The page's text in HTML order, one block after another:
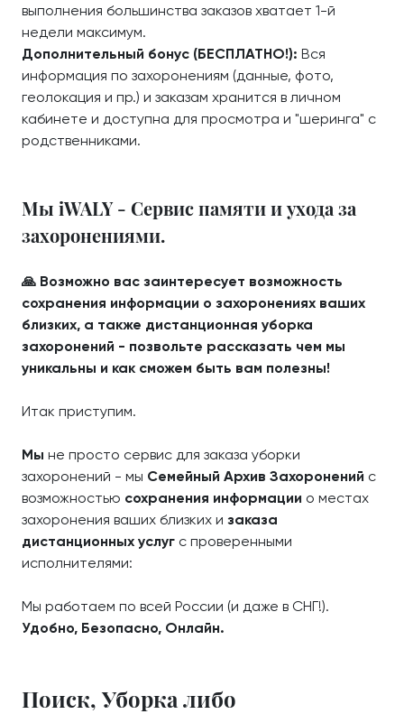
выполнения большинства заказов хватает 1-й
недели максимум.
Дополнительный бонус (БЕСПЛАТНО!): Вся
информация по захоронениям (данные, фото,
геолокация и пр.) и заказам хранится в личном
кабинете и доступна для просмотра и "шеринга" с
родственниками.
Мы iWALY - Сервис памяти и ухода за
захоронениями.
🙏 Возможно вас заинтересует возможность
сохранения информации о захоронениях ваших
близких, а также дистанционная уборка
захоронений - позвольте рассказать чем мы
уникальны и как сможем быть вам полезны!
Итак приступим.
Мы не просто сервис для заказа уборки
захоронений - мы Семейный Архив Захоронений с
возможностью сохранения информации о местах
захоронения ваших близких и заказа
дистанционных услуг с проверенными
исполнителями:
Мы работаем по всей России (и даже в СНГ!).
Удобно, Безопасно, Онлайн.
Поиск, Уборка либо